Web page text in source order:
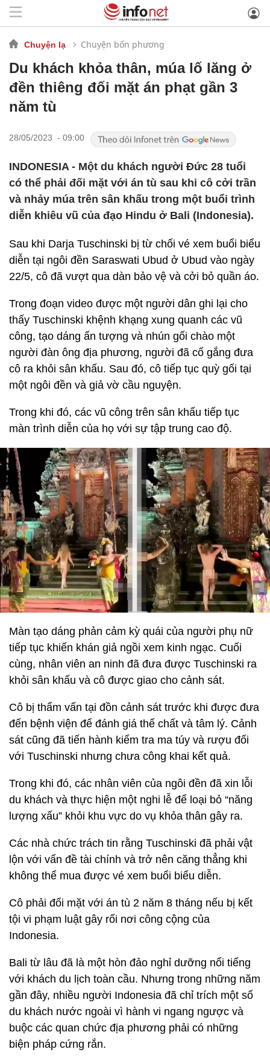
Chuyện lạ Chuyện bốn phương
Du khách khỏa thân, múa lố lăng ở
đền thiêng đối mặt án phạt gần 3
năm tù
28/05/2023 - 09:00
INDONESIA - Một du khách người Đức 28 tuổi
có thể phải đối mặt với án tù sau khi cô cởi trần
và nhảy múa trên sân khấu trong một buổi trình
diễn khiêu vũ của đạo Hindu ở Bali (Indonesia).
Sau khi Darja Tuschinski bị từ chối vé xem buổi biểu
diễn tại ngôi đền Saraswati Ubud ở Ubud vào ngày
22/5, cô đã vượt qua dàn bảo vệ và cởi bỏ quần áo.
Trong đoạn video được một người dân ghi lại cho
thấy Tuschinski khệnh khạng xung quanh các vũ
công, tạo dáng ấn tượng và nhún gối chào một
người đàn ông địa phương, người đã cố gắng đưa
cô ra khỏi sân khấu. Sau đó, cô tiếp tục quỳ gối tại
một ngôi đền và giả vờ cầu nguyện.
Trong khi đó, các vũ công trên sân khấu tiếp tục
màn trình diễn của họ với sự tập trung cao độ.
Màn tạo dáng phản cảm kỳ quái của người phụ nữ
tiếp tục khiến khán giả ngồi xem kinh ngạc. Cuối
cùng, nhân viên an ninh đã đưa được Tuschinski ra
khỏi sân khấu và cô được giao cho cảnh sát.
Cô bị thẩm vấn tại đồn cảnh sát trước khi được đưa
đến bệnh viện để đánh giá thể chất và tâm lý. Cảnh
sát cũng đã tiến hành kiểm tra ma túy và rượu đối
với Tuschinski nhưng chưa công khai kết quả.
Trong khi đó, các nhân viên của ngôi đền đã xin lỗi
du khách và thực hiện một nghi lễ để loại bỏ “năng
lượng xấu” khỏi khu vực do vụ khỏa thân gây ra.
Các nhà chức trách tin rằng Tuschinski đã phải vật
lộn với vấn đề tài chính và trở nên căng thẳng khi
không thể mua được vé xem buổi biểu diễn.
Cô phải đối mặt với án tù 2 năm 8 tháng nếu bị kết
tội vi phạm luật gây rối nơi công cộng của
Indonesia.
Bali từ lâu đã là một hòn đảo nghỉ dưỡng nổi tiếng
với khách du lịch toàn cầu. Nhưng trong những năm
gần đây, nhiều người Indonesia đã chỉ trích một số
du khách nước ngoài vì hành vi ngang ngược và
buộc các quan chức địa phương phải có những
biện pháp cứng rắn.